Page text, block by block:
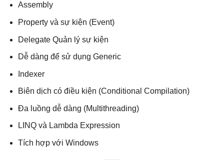
Assembly
Property và sự kiện (Event)
Delegate Quản lý sự kiện
Dễ dàng để sử dụng Generic
Indexer
Biên dịch có điều kiện (Conditional Compilation)
Đa luồng dễ dàng (Multithreading)
LINQ và Lambda Expression
Tích hợp với Windows